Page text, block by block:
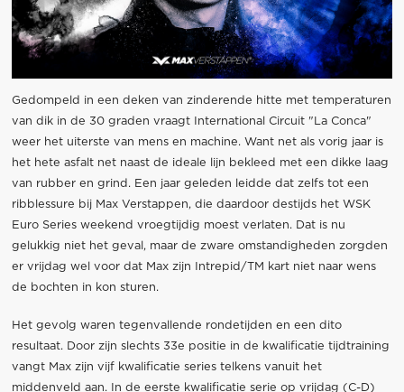
Gedompeld in een deken van zinderende hitte met temperaturen
van dik in de 30 graden vraagt International Circuit "La Conca"
weer het uiterste van mens en machine. Want net als vorig jaar is
het hete asfalt net naast de ideale lijn bekleed met een dikke laag
van rubber en grind. Een jaar geleden leidde dat zelfs tot een
ribblessure bij Max Verstappen, die daardoor destijds het WSK
Euro Series weekend vroegtijdig moest verlaten. Dat is nu
gelukkig niet het geval, maar de zware omstandigheden zorgden
er vrijdag wel voor dat Max zijn Intrepid/TM kart niet naar wens
de bochten in kon sturen.
Het gevolg waren tegenvallende rondetijden en een dito
resultaat. Door zijn slechts 33e positie in de kwalificatie tijdtraining
vangt Max zijn vijf kwalificatie series telkens vanuit het
middenveld aan. In de eerste kwalificatie serie op vrijdag (C-D)